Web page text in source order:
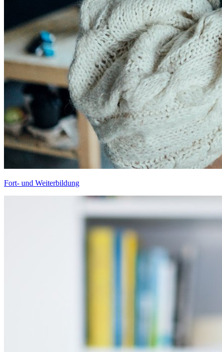
Fort- und Weiterbildung